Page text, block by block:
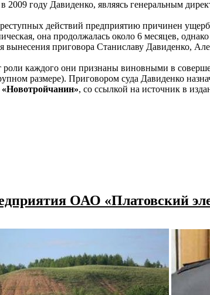
2009 году Давиденко, являясь генеральным
действий предприятию причинен
она продолжалась около 6 месяцев,
вынесения приговора Станиславу Давиденко,
роли каждого они признаны виновными в
размере). Приговором суда Давиденко
«Новотройчанин», со ссылкой на источник в
ОАО «Платовский